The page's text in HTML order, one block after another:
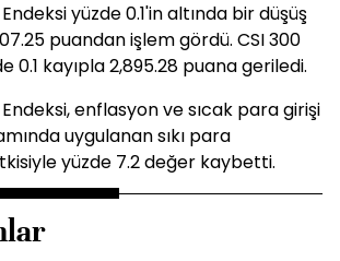
yüzde 0.1'in altında bir düşüş
puandan işlem gördü. CSI 300
0.1 kayıpla 2,895.28 puana geriledi.
enflasyon ve sıcak para girişi
uygulanan sıkı para
yüzde 7.2 değer kaybetti.